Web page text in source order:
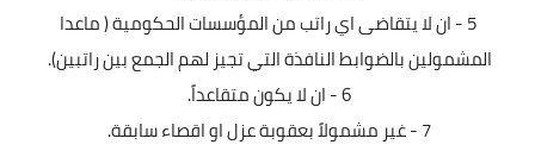
5 - ان لا يتقاضى اي راتب من المؤسسات الحكومية ( ماعدا
المشمولين بالضوابط النافذة التي تجيز لهم الجمع بين راتبين).
6 - ان لا يكون متقاعداً.
7 - غير مشمولاً بعقوبة عزل او اقصاء سابقة.